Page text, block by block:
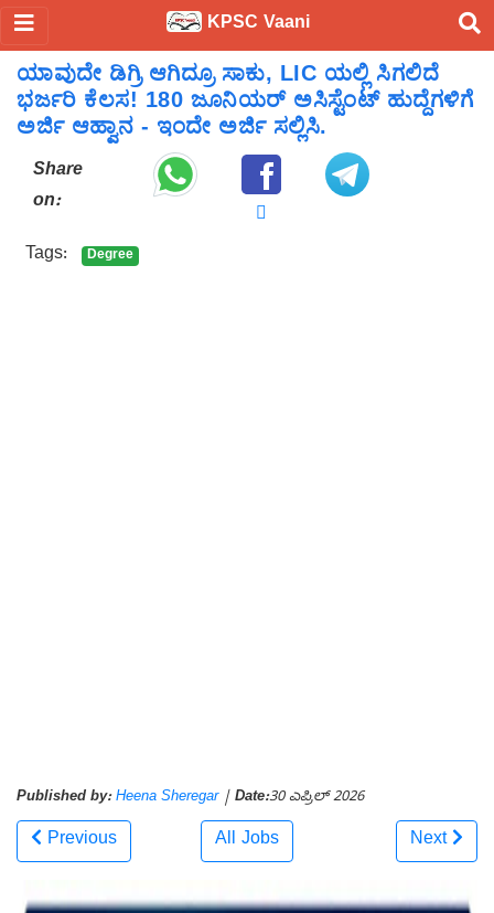
KPSC Vaani
ಯಾವುದೇ ಡಿಗ್ರಿ ಆಗಿದ್ರೂ ಸಾಕು, LIC ಯಲ್ಲಿ ಸಿಗಲಿದೆ
ಭರ್ಜರಿ ಕೆಲಸ! 180 ಜೂನಿಯರ್ ಅಸಿಸ್ಟೆಂಟ್ ಹುದ್ದೆಗಳಿಗೆ
ಅರ್ಜಿ ಆಹ್ವಾನ - ಇಂದೇ ಅರ್ಜಿ ಸಲ್ಲಿಸಿ.
Share
on:
Tags: Degree
Published by: Heena Sheregar | Date:30 ಎಪ್ರಿಲ್ 2026
Previous All Jobs Next